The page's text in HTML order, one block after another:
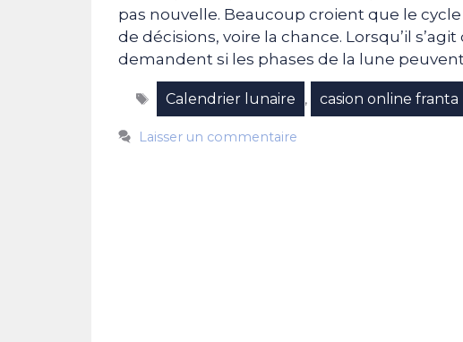
pas nouvelle. Beaucoup croient que le
de décisions, voire la chance. Lorsqu’il
demandent si les phases de la lune
Étiquettes
Calendrier lunaire , casion online franta
Laisser un commentaire